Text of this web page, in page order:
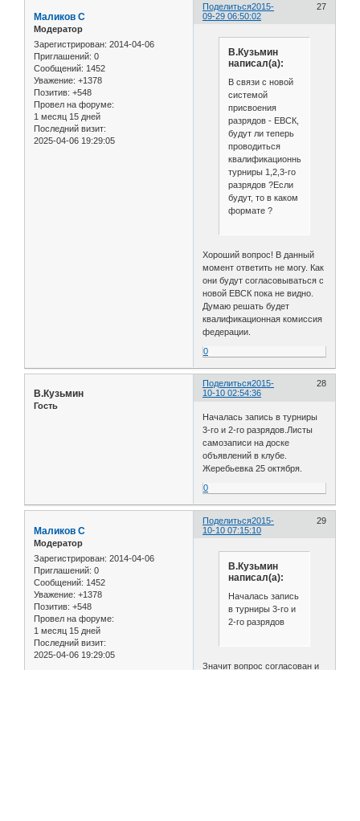
Поделиться 27
2015-
09-29 06:50:02
Маликов С
Модератор
Зарегистрирован: 2014-04-06
Приглашений: 0
Сообщений: 1452
Уважение: +1378
Позитив: +548
Провел на форуме:
1 месяц 15 дней
Последний визит:
2025-04-06 19:29:05
В.Кузьмин
написал(а):
В связи с новой
системой
присвоения
разрядов - ЕВСК,
будут ли теперь
проводиться
квалификационные
турниры 1,2,3-го
разрядов ?Если
будут, то в каком
формате ?
Хороший вопрос! В данный
момент ответить не могу. Как
они будут согласовываться с
новой ЕВСК пока не видно.
Думаю решать будет
квалификационная комиссия
федерации.
0
Поделиться 28
2015-
10-10 02:54:36
В.Кузьмин
Гость
Началась запись в турниры
3-го и 2-го разрядов.Листы
самозаписи на доске
объявлений в клубе.
Жеребьевка 25 октября.
0
Поделиться 29
2015-
10-10 07:15:10
Маликов С
Модератор
Зарегистрирован: 2014-04-06
Приглашений: 0
Сообщений: 1452
Уважение: +1378
Позитив: +548
Провел на форуме:
1 месяц 15 дней
Последний визит:
2025-04-06 19:29:05
В.Кузьмин
написал(а):
Началась запись
в турниры 3-го и
2-го разрядов
Значит вопрос согласован и